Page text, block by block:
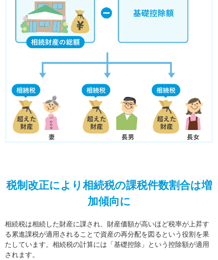
税制改正により相続税の課税件数割合は増
加傾向に
相続税は相続した財産に課され、財産価額が高いほど税率が上昇す
る累進課税が適用されることで資産の再分配を図るという役割を果
たしています。相続税の計算には「基礎控除」という控除額が適用
されます。